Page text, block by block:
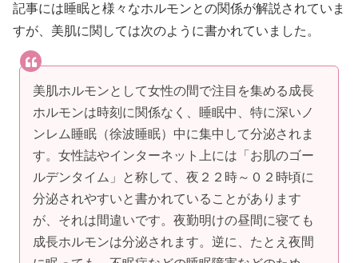
記事には睡眠と様々なホルモンとの関係が解説されていま
すが、美肌に関しては次のように書かれていました。
美肌ホルモンとして女性の間で注目を集める成長
ホルモンは時刻に関係なく、睡眠中、特に深いノ
ンレム睡眠（徐波睡眠）中に集中して分泌されま
す。女性誌やインターネット上には「お肌のゴー
ルデンタイム」と称して、夜２２時～０２時頃に
分泌されやすいと書かれていることがあります
が、それは間違いです。夜勤明けの昼間に寝ても
成長ホルモンは分泌されます。逆に、たとえ夜間